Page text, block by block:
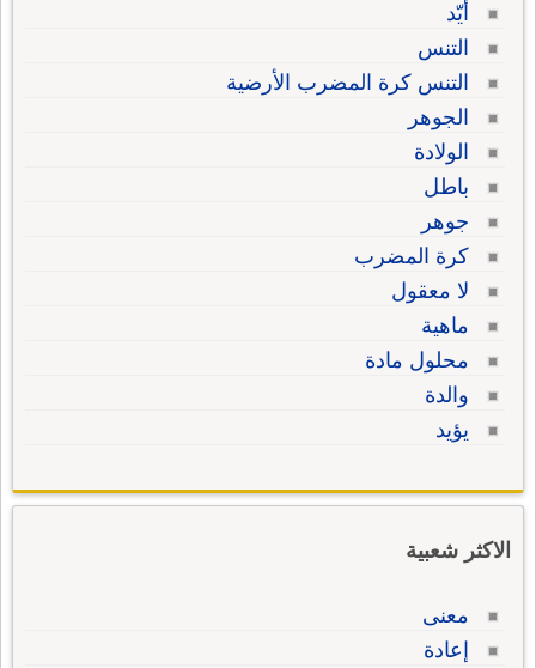
أيّد
التنس
التنس كرة المضرب الأرضية
الجوهر
الولادة
باطل
جوهر
كرة المضرب
لا معقول
ماهية
محلول مادة
والدة
يؤيد
الاكثر شعبية
معنى
إعادة